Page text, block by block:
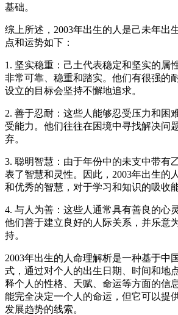
基础。
综上所述，2003年出生的人是己未年出
点和运势如下：
1. 坚实稳重：己土代表稳定和坚实的属
非常可靠、稳重和踏实。他们有很强的
设立的目标会坚持不懈地追求。
2. 善于忍耐：这些人能够忍受压力和困
受能力。他们往往在困境中寻找解决问
弃。
3. 聪明智慧：由于年份中的未支中带有
表了智慧和灵性。因此，2003年出生的
和优秀的智慧，对于学习和知识的吸收
4. 与人为善：这些人通常具有善良的心
他们善于建立良好的人际关系，并乐意
持。
2003年出生的人命理解析是一种基于中
式，通过对个人的出生日期、时间和地
释个人的性格、天赋、命运等方面的信
能完全决定一个人的命运，但它可以提
发展趋势的线索。